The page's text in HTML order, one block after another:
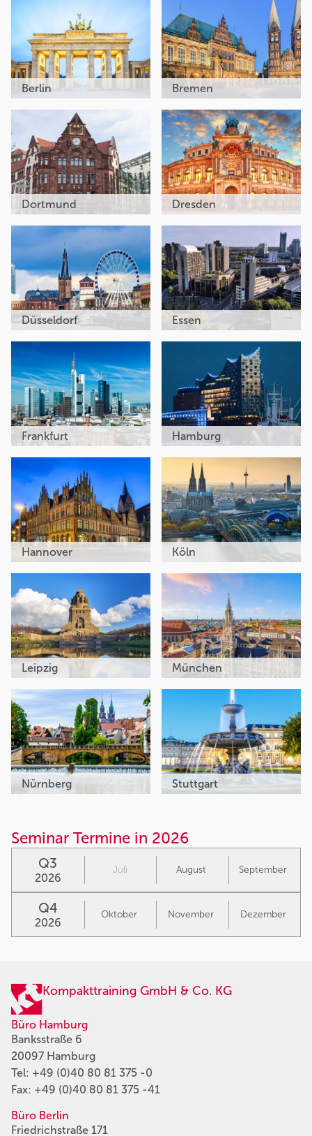
Berlin Bremen
Dortmund Dresden
Düsseldorf Essen
Frankfurt Hamburg
Hannover Köln
Leipzig München
Nürnberg Stuttgart
Seminar Termine in 2026
Q3
2026
Juli August September
Q4
2026
Oktober November Dezember
Kompakttraining GmbH & Co. KG
Büro Hamburg
Banksstraße 6
20097 Hamburg
Tel: +49 (0)40 80 81 375 -0
Fax: +49 (0)40 80 81 375 -41
Büro Berlin
Friedrichstraße 171